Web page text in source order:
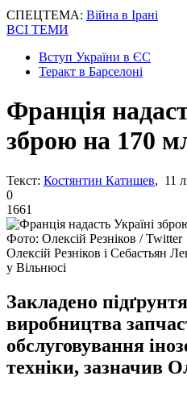
СПЕЦТЕМА: Війна в Ірані
ВСІ ТЕМИ
Вступ України в ЄС
Теракт в Барселоні
Франція
зброю на 170
Текст: Костянтин Катишев, 11
0
1661
Фото: Олексій Резніков / Twitter
Олексій Резніков і Себастьян
у Вільнюсі
Закладено
виробництва
обслуговування
техніки, зазначив